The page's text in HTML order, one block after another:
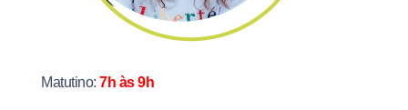
Matutino:7h às 9h